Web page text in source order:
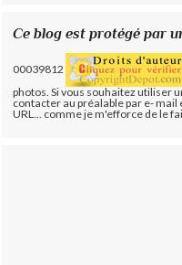
Ce blog est protégé par
00039812
photos. Si vous souhaitez utiliser
contacter au préalable par e-
URL... comme je m'efforce de le